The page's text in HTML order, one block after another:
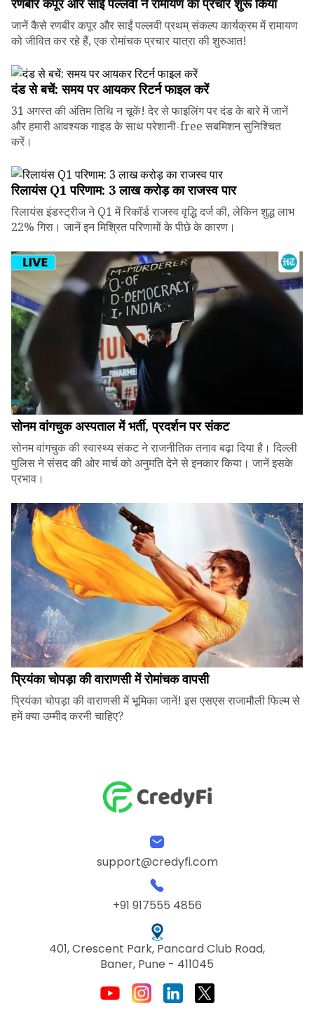
जानें कैसे रणबीर कपूर और साईं पल्लवी प्रथम् संकल्प कार्यक्रम में रामायण
को जीवित कर रहे हैं, एक रोमांचक प्रचार यात्रा की शुरुआत!
दंड से बचें: समय पर आयकर रिटर्न फाइल करें
31 अगस्त की अंतिम तिथि न चूकें! देर से फाइलिंग पर दंड के बारे में जानें
और हमारी आवश्यक गाइड के साथ परेशानी-free सबमिशन सुनिश्चित
करें।
रिलायंस Q1 परिणाम: ₹3 लाख करोड़ का राजस्व पार
रिलायंस इंडस्ट्रीज ने Q1 में रिकॉर्ड राजस्व वृद्धि दर्ज की, लेकिन शुद्ध लाभ
22% गिरा। जानें इन मिश्रित परिणामों के पीछे के कारण।
सोनम वांगचुक अस्पताल में भर्ती, प्रदर्शन पर संकट
सोनम वांगचुक की स्वास्थ्य संकट ने राजनीतिक तनाव बढ़ा दिया है। दिल्ली
पुलिस ने संसद की ओर मार्च को अनुमति देने से इनकार किया। जानें इसके
प्रभाव।
प्रियंका चोपड़ा की वाराणसी में रोमांचक वापसी
प्रियंका चोपड़ा की वाराणसी में भूमिका जानें! इस एसएस राजामौली फिल्म से
हमें क्या उम्मीद करनी चाहिए?
support@credyfi.com
+91 917555 4856
401, Crescent Park, Pancard Club Road,
Baner, Pune - 411045